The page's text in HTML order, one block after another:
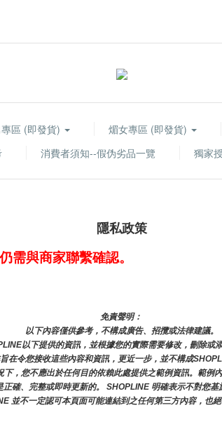
區 (即發貨) 煝女專區 (即發貨)
消費者須知--假伪劣品一覽 獨家
隱私政策
需與商家聯繫確認。
免責聲明：
以下內容僅供參考，不構成廣告、招攬或法律建議。
以下提供的資訊，並根據您的實際需要修改，刪除
在令您接收這些內容和資訊，更近一步，並不構成
，您不應出於任何目的依賴此處提供之範例資訊。範
確、完整或即時更新的。 SHOPLINE 明確表示不對您
並不一定認可本頁面可能連結到之任何第三方內容，也絕